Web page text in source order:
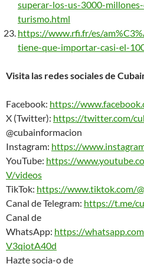
superar-los-us-3000-
turismo.html
https://www.rfi.fr/es/
tiene-que-importar-casi-el-
Visita las redes sociales de
Facebook: https://
X (Twitter): https://twitter.com/
@cubainformacion
Instagram: https://
YouTube: https://
V/videos
TikTok: https://www.tiktok.com/
Canal de Telegram: https://t.me/
Canal de
WhatsApp: https://
V3qiotA40d
Hazte socia-o de